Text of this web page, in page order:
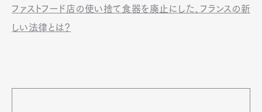
ファストフード店の使い捨て食器を廃止にした、フランスの新
しい法律とは？